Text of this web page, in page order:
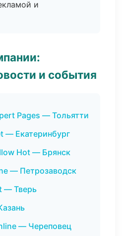
и
и события
Pages — Тольятти
— Екатеринбург
Hot — Брянск
— Петрозаводск
— Тверь
— Череповец